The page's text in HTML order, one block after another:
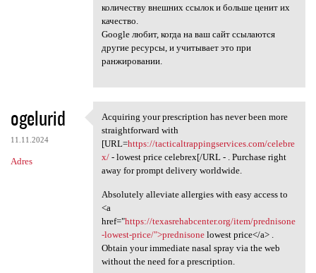
количеству внешних ссылок и больше ценит их
качество.
Google любит, когда на ваш сайт ссылаются
другие ресурсы, и учитывает это при
ранжировании.
ogelurid
11.11.2024
Adres
Acquiring your prescription
Acquiring your prescription has never been more
straightforward with
[URL=https://tacticaltrappingservices.com/celebre
x/- lowest price celebrex[/URL - . Purchase right
away for prompt delivery worldwide.
Absolutely alleviate allergies with easy access to
<a
href="https://texasrehabcenter.org/item/prednisone
-lowest-price/">prednisonelowest price</a> .
Obtain your immediate nasal spray via the web
without the need for a prescription.